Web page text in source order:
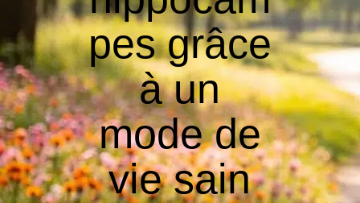
pes grâce
à un
mode de
vie sain